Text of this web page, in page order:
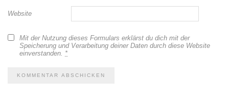
Website
Mit der Nutzung dieses Formulars erklärst du dich mit der
Speicherung und Verarbeitung deiner Daten durch diese Website
einverstanden. *